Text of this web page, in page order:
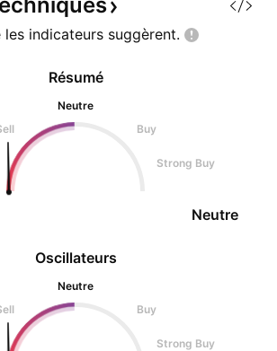
les indicateurs suggèrent.
Oscillateurs
Neutre
Buy
Strong Buy
Résumé
Neutre
Buy
Strong Buy
Neutre